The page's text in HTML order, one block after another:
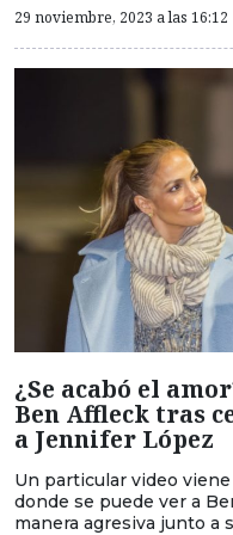
29 noviembre, 2023 a las 16:12
¿Se acabó el
Ben Affleck tras
a Jennifer López
Un particular video
donde se puede ver a
manera agresiva junto a